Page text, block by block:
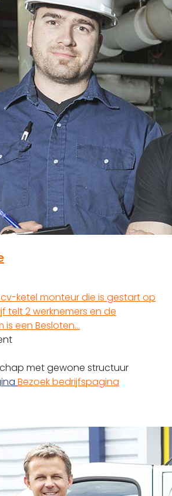
cv-ketel monteur die is gestart op
telt 2 werknemers en de
een Besloten…
met gewone structuur
Bezoek bedrijfspagina